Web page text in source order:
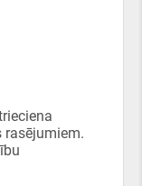
rasējumiem.